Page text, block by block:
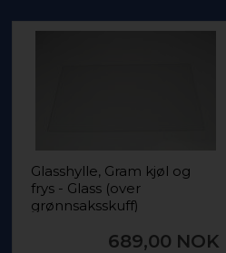
Glasshylle, Gram kjøl og
frys - Glass (over
grønnsaksskuff)
689,00 NOK